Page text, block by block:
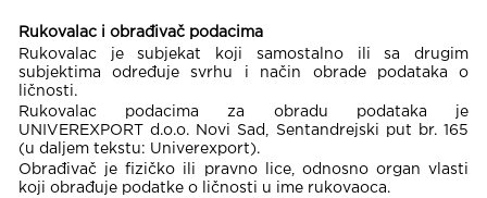
Rukovalac i obrađivač podacima
Rukovalac je subjekat koji samostalno ili sa drugim
subjektima određuje svrhu i način obrade podataka o
ličnosti.
Rukovalac podacima za obradu podataka je
UNIVEREXPORT d.o.o. Novi Sad, Sentandrejski put br. 165
(u daljem tekstu: Univerexport).
Obrađivač je fizičko ili pravno lice, odnosno organ vlasti
koji obrađuje podatke o ličnosti u ime rukovaoca.